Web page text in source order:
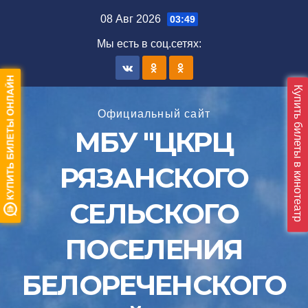
08 Авг 2026 03:49
Мы есть в соц.сетяx:
Официальный сайт
МБУ "ЦКРЦ
РЯЗАНСКОГО
СЕЛЬСКОГО
ПОСЕЛЕНИЯ
БЕЛОРЕЧЕНСКОГО
Купить билеты в кинотеатр